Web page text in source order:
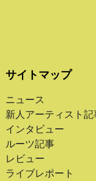
サイトマップ
ニュース
新人アーティスト記
インタビュー
ルーツ記事
レビュー
ライブレポート